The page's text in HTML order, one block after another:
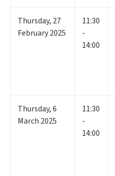
Thursday, 27
February 2025
11:30
-
14:00
Thursday,6
March 2025
11:30
-
14:00